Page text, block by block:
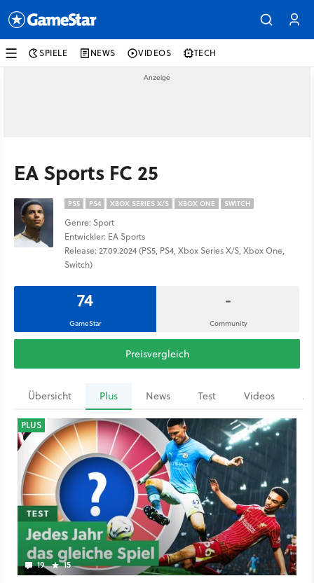
SPIELE NEWS VIDEOS TECH
EA Sports FC 25
PS5 PS4 XBOX SERIES X/S XBOX ONE SWITCH
Genre: Sport
Entwickler: EA Sports
Release: 27.09.2024 (PS5, PS4, Xbox Series X/S, Xbox One,
Switch)
74
GameStar
-
Community
Preisvergleich
Übersicht Plus News Test Videos
19 15
PLUS